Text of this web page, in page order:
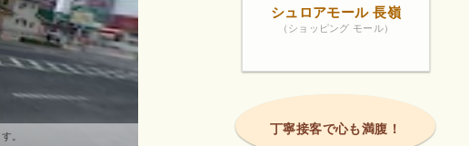
。
シュロアモール 長嶺
（ショッピング モール）
丁寧接客で心も満腹！